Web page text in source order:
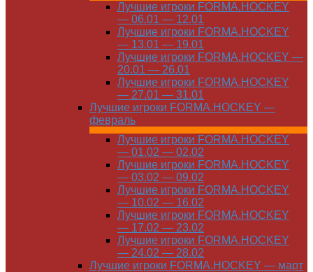
Лучшие игроки FORMA.HOCKEY
— 06.01 — 12.01
Лучшие игроки FORMA.HOCKEY
— 13.01 — 19.01
Лучшие игроки FORMA.HOCKEY —
20.01 — 26.01
Лучшие игроки FORMA.HOCKEY
— 27.01 — 31.01
Лучшие игроки FORMA.HOCKEY —
февраль
Лучшие игроки FORMA.HOCKEY
— 01.02 — 02.02
Лучшие игроки FORMA.HOCKEY
— 03.02 — 09.02
Лучшие игроки FORMA.HOCKEY
— 10.02 — 16.02
Лучшие игроки FORMA.HOCKEY
— 17.02 — 23.02
Лучшие игроки FORMA.HOCKEY
— 24.02 — 28.02
Лучшие игроки FORMA.HOCKEY — март